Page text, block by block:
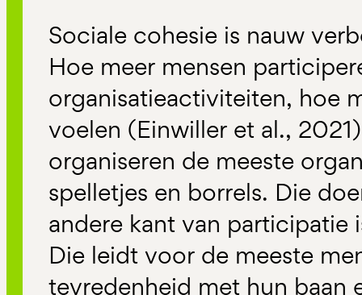
Sociale cohesie is nauw
Hoe meer mensen
organisatieactiviteiten, hoe
voelen (Einwiller et al.,
organiseren de meeste
spelletjes en borrels. Die
andere kant van participatie
Die leidt voor de meeste
tevredenheid met hun baan